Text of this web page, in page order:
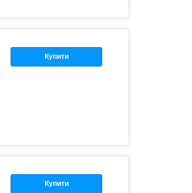
Купити
Купити